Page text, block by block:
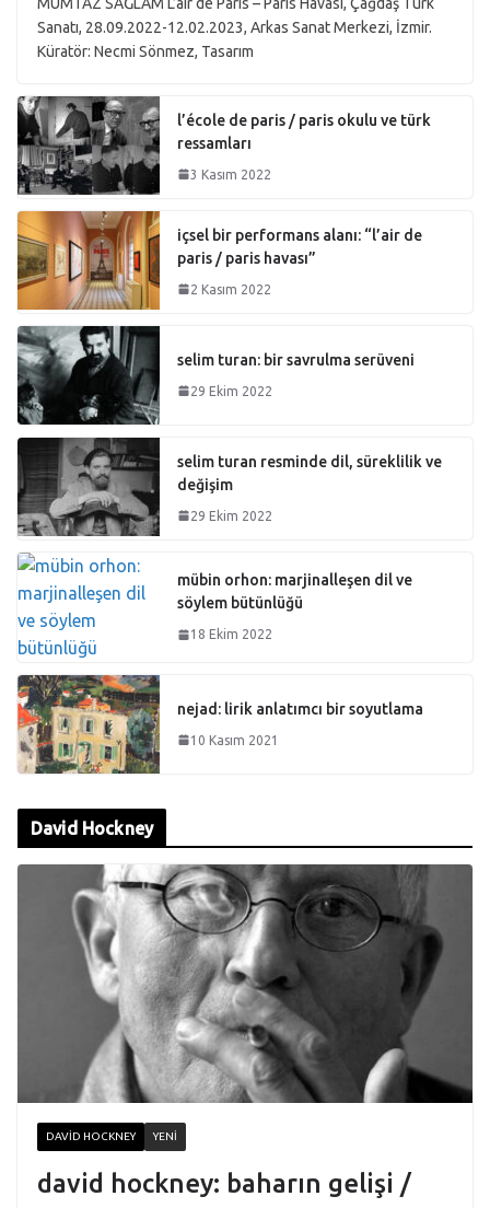
Sanatı, 28.09.2022-12.02.2023, Arkas Sanat Merkezi, İzmir.
Küratör: Necmi Sönmez, Tasarım
l’école de paris / paris okulu ve türk
ressamları
3 Kasım 2022
içsel bir performans alanı: “l’air de
paris / paris havası”
2 Kasım 2022
selim turan: bir savrulma serüveni
29 Ekim 2022
selim turan resminde dil, süreklilik ve
değişim
29 Ekim 2022
mübin orhon: marjinalleşen dil ve
söylem bütünlüğü
18 Ekim 2022
nejad: lirik anlatımcı bir soyutlama
10 Kasım 2021
David Hockney
DAVID HOCKNEY YENI
david hockney: baharın gelişi /